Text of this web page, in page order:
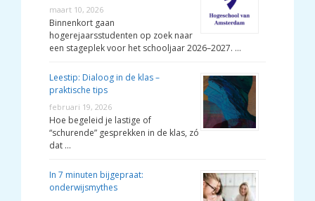
maart 10, 2026
Binnenkort gaan
hogerejaarsstudenten op zoek naar
een stageplek voor het schooljaar 2026–2027. …
Leestip: Dialoog in de klas –
praktische tips
februari 19, 2026
Hoe begeleid je lastige of
“schurende” gesprekken in de klas, zó
dat …
In 7 minuten bijgepraat:
onderwijsmythes